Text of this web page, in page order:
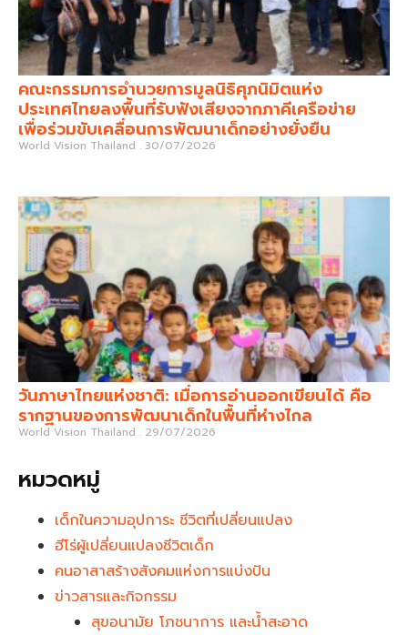
คณะกรรมการอำนวยการมูลนิธิศุภนิมิตแห่ง
ประเทศไทยลงพื้นที่รับฟังเสียงจากภาคีเครือข่าย
เพื่อร่วมขับเคลื่อนการพัฒนาเด็กอย่างยั่งยืน
World Vision Thailand 30/07/2026
วันภาษาไทยแห่งชาติ: เมื่อการอ่านออกเขียนได้ คือ
รากฐานของการพัฒนาเด็กในพื้นที่ห่างไกล
World Vision Thailand 29/07/2026
หมวดหมู่
เด็กในความอุปการะ ชีวิตที่เปลี่ยนแปลง
ฮีโร่ผู้เปลี่ยนแปลงชีวิตเด็ก
คนอาสาสร้างสังคมแห่งการแบ่งปัน
ข่าวสารและกิจกรรม
สุขอนามัย โภชนาการ และน้ำสะอาด